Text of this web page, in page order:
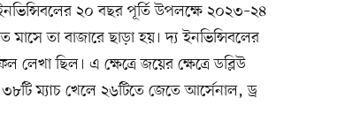
ইনভিন্সিবলের ২০ বছর পূর্তি উপলক্ষে ২০২৩–২৪
তা বাজারে ছাড়া হয়। দ্য ইনভিন্সিবলের
ছিল। এ ক্ষেত্রে জয়ের ক্ষেত্রে ডব্লিউ
ম্যাচ খেলে ২৬টিতে জেতে আর্সেনাল, ড্র